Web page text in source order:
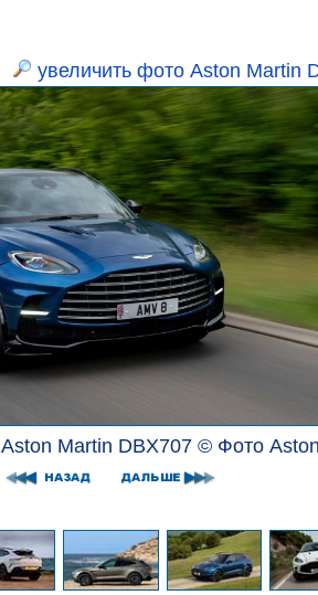
увеличить фото Aston Martin
Aston Martin DBX707 © Фото